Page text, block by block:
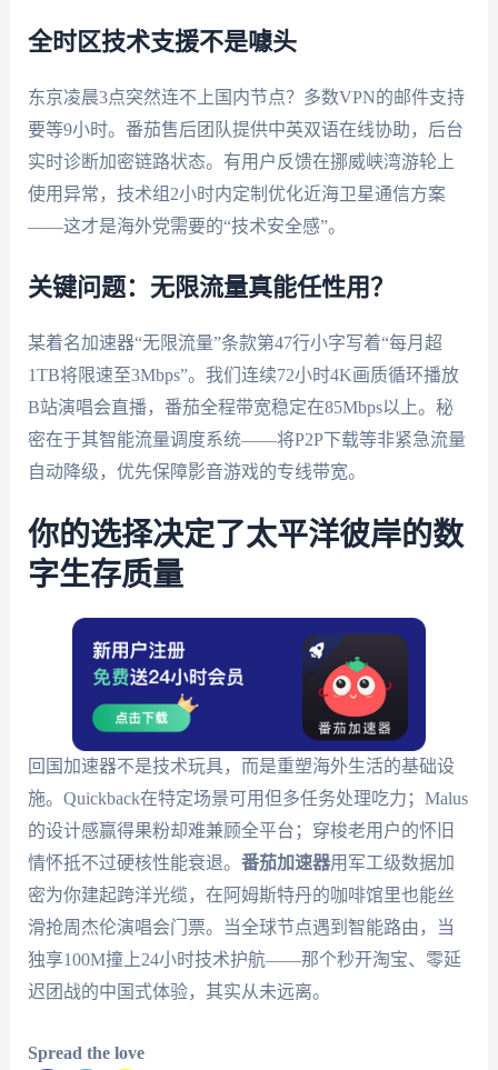
全时区技术支援不是噱头
东京凌晨3点突然连不上国内节点？多数VPN的邮件支持
要等9小时。番茄售后团队提供中英双语在线协助，后台
实时诊断加密链路状态。有用户反馈在挪威峡湾游轮上
使用异常，技术组2小时内定制优化近海卫星通信方案
——这才是海外党需要的“技术安全感”。
关键问题：无限流量真能任性用？
某着名加速器“无限流量”条款第47行小字写着“每月超
1TB将限速至3Mbps”。我们连续72小时4K画质循环播放
B站演唱会直播，番茄全程带宽稳定在85Mbps以上。秘
密在于其智能流量调度系统——将P2P下载等非紧急流量
自动降级，优先保障影音游戏的专线带宽。
你的选择决定了太平洋彼岸的数
字生存质量
回国加速器不是技术玩具，而是重塑海外生活的基础设
施。Quickback在特定场景可用但多任务处理吃力；Malus
的设计感赢得果粉却难兼顾全平台；穿梭老用户的怀旧
情怀抵不过硬核性能衰退。 番茄加速器用军工级数据加
密为你建起跨洋光缆，在阿姆斯特丹的咖啡馆里也能丝
滑抢周杰伦演唱会门票。当全球节点遇到智能路由，当
独享100M撞上24小时技术护航——那个秒开淘宝、零延
迟团战的中国式体验，其实从未远离。
Spread the love